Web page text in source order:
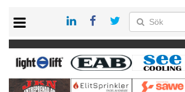
PRENUMERERA
VÅRA ANDRA MAGASIN
ANNONSERA